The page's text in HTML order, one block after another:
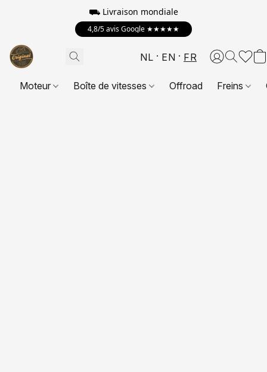
⛟ Livraison mondiale
4,8/5 avis Google ★★★★★
NL EN FR
Moteur Boîte de vitesses Offroad Freins